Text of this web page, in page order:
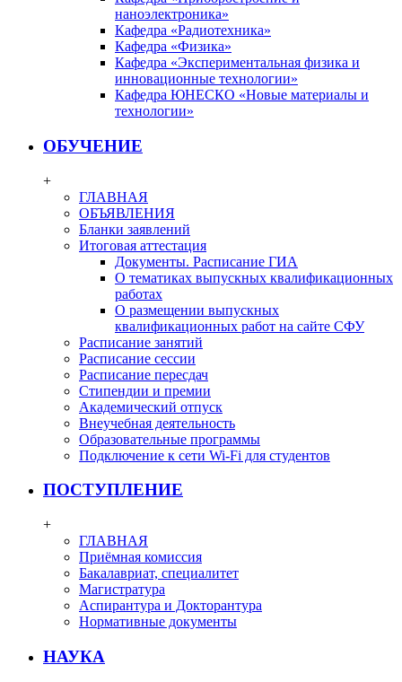
наноэлектроника»
Кафедра «Радиотехника»
Кафедра «Физика»
Кафедра «Экспериментальная физика и
инновационные технологии»
Кафедра ЮНЕСКО «Новые материалы и
технологии»
ОБУЧЕНИЕ
+
ГЛАВНАЯ
ОБЪЯВЛЕНИЯ
Бланки заявлений
Итоговая аттестация
Документы. Расписание ГИА
О тематиках выпускных квалификационных
работах
О размещении выпускных
квалификационных работ на сайте СФУ
Расписание занятий
Расписание сессии
Расписание пересдач
Стипендии и премии
Академический отпуск
Внеучебная деятельность
Образовательные программы
Подключение к сети Wi-Fi для студентов
ПОСТУПЛЕНИЕ
+
ГЛАВНАЯ
Приёмная комиссия
Бакалавриат, специалитет
Магистратура
Аспирантура и Докторантура
Нормативные документы
НАУКА